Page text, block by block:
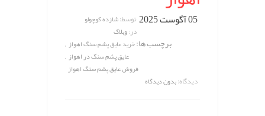
05 آگوست 2025 توسط:شازده کوچولو
در:وبلاگ
برچسب ها:خرید عایق پشم سنگ اهواز ,
عایق پشم سنگ در اهواز ,
فروش عایق پشم سنگ اهواز
دیدگاه:بدون دیدگاه